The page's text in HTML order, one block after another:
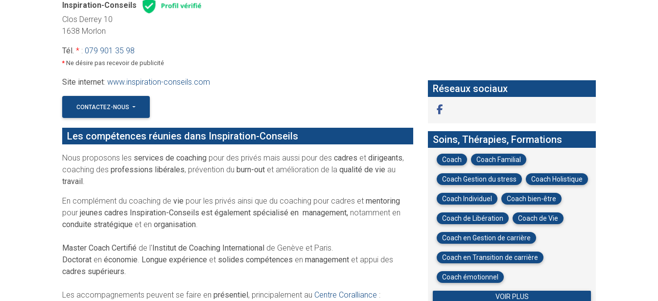
Inspiration-Conseils
Clos Derrey 10
1638 Morlon
Tél. *: 079 901 35 98
*Ne désire pas recevoir de publicité
Site internet: www.inspiration-conseils.com
CONTACTEZ-NOUS
Les compétences réunies dans Inspiration-Conseils
Nous proposons les services de coaching pour des privés mais aussi pour des cadres et dirigeants,
coaching des professions libérales, prévention du burn-outet amélioration de la qualité de vie au
travail .
En complément du coaching de vie pour les privés ainsi que du coaching pour cadres et mentoring
pour jeunes cadres Inspiration-Conseils est également spécialisé en management, notamment en
conduite stratégique et en organisation.
Master Coach Certifié de l' Institut de Coaching International de Genève et Paris.
Doctoraten économie. Longue expérience et solides compétences en managementet appui des
cadres supérieurs.
Les accompagnements peuvent se faire en présentiel , principalement au Centre Coralliance :
Réseaux sociaux
Soins, Thérapies, Formations
Coach Coach Familial
Coach Gestion du stress Coach Holistique
Coach Individuel Coach bien-être
Coach de Libération Coach de Vie
Coach en Gestion de carrière
Coach en Transition de carrière
Coach émotionnel
VOIR PLUS